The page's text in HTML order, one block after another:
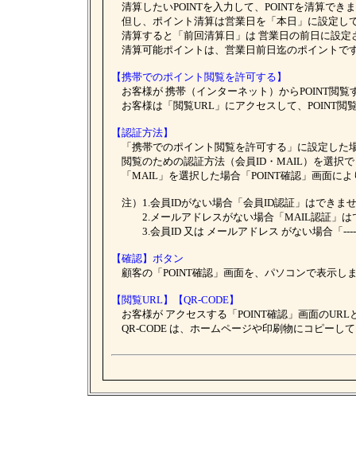
清算したいPOINTを入力して、POINTを清算でき
但し、ポイント清算は営業日を「本日」に設定し
清算すると「前回清算日」は 営業日の前日に設定
清算可能ポイントは、営業日前日迄のポイントで
【携帯でのポイント閲覧を許可する】
お客様が 携帯（インターネット）からPOINT閲覧
お客様は「閲覧URL」にアクセスして、POINT閲
【認証方法】
「携帯でのポイント閲覧を許可する」に設定した
閲覧のための認証方法（会員ID・MAIL）を選択で
「MAIL」を選択した場合「POINT確認」画面に
注）1.会員IDがない場合「会員ID認証」はできま
2.メールアドレスがない場合「MAIL認証」は
3.会員ID 又は メールアドレス がない場合「
【確認】ボタン
顧客の「POINT確認」画面を、パソコンで表示し
【閲覧URL】【QR-CODE】
お客様が アクセスする「POINT確認」画面のURL
QR-CODE は、ホームページや印刷物にコピーし